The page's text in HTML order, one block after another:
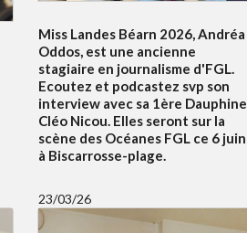
Miss Landes Béarn 2026, Andréa
Oddos, est une ancienne
stagiaire en journalisme d'FGL.
Ecoutez et podcastez svp son
interview avec sa 1ère Dauphine
Cléo Nicou. Elles seront sur la
scène des Océanes FGL ce 6 juin
à Biscarrosse-plage.
23/03/26